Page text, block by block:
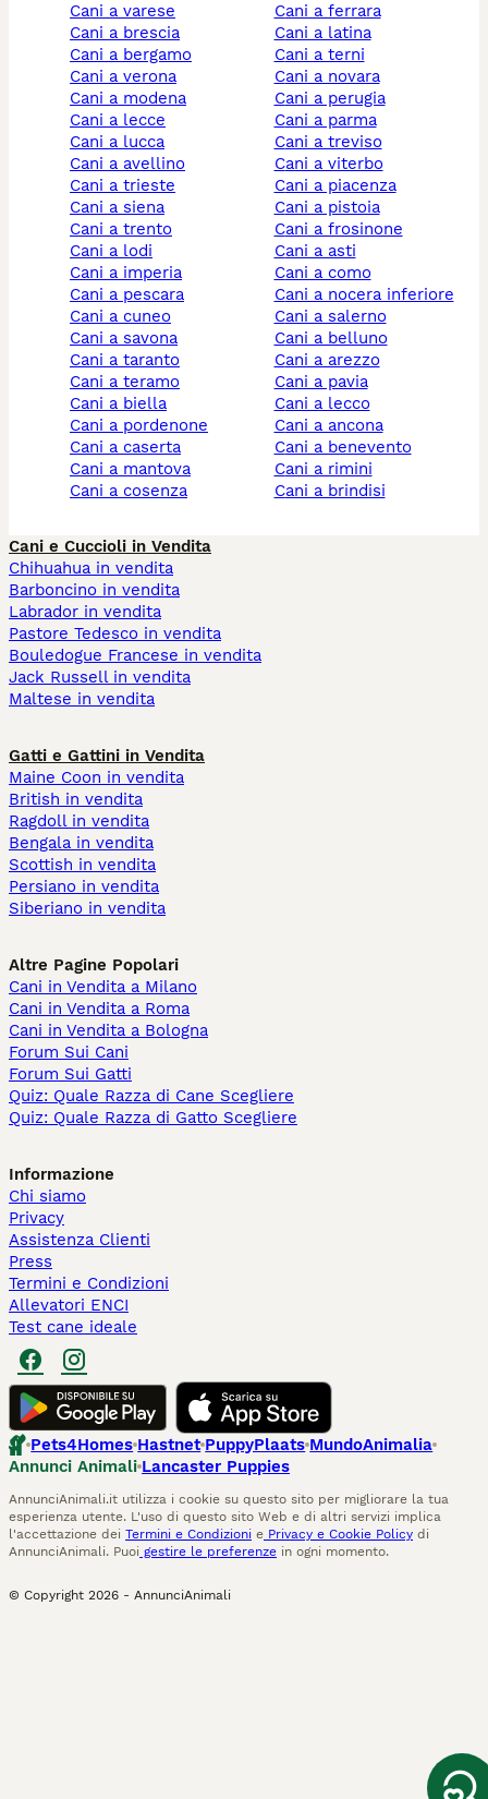
cani a varese
cani a brescia
cani a bergamo
cani a verona
cani a modena
cani a lecce
cani a lucca
cani a avellino
cani a trieste
cani a siena
cani a trento
cani a lodi
cani a imperia
cani a pescara
cani a cuneo
cani a savona
cani a taranto
cani a teramo
cani a biella
cani a pordenone
cani a caserta
cani a mantova
cani a cosenza
cani a ferrara
cani a latina
cani a terni
cani a novara
cani a perugia
cani a parma
cani a treviso
cani a viterbo
cani a piacenza
cani a pistoia
cani a frosinone
cani a asti
cani a como
cani a nocera inferiore
cani a salerno
cani a belluno
cani a arezzo
cani a pavia
cani a lecco
cani a ancona
cani a benevento
cani a rimini
cani a brindisi
Cani e Cuccioli in Vendita
Chihuahua in vendita
Barboncino in vendita
Labrador in vendita
Pastore Tedesco in vendita
Bouledogue Francese in vendita
Jack Russell in vendita
Maltese in vendita
Gatti e Gattini in Vendita
Maine Coon in vendita
British in vendita
Ragdoll in vendita
Bengala in vendita
Scottish in vendita
Persiano in vendita
Siberiano in vendita
Altre Pagine Popolari
Cani in Vendita a Milano
Cani in Vendita a Roma
Cani in Vendita a Bologna
Forum Sui Cani
Forum Sui Gatti
Quiz: Quale Razza di Cane Scegliere
Quiz: Quale Razza di Gatto Scegliere
Informazione
Chi siamo
Privacy
Assistenza Clienti
Press
Termini e Condizioni
Allevatori ENCI
Test cane ideale
Pets4Homes Hastnet PuppyPlaats MundoAnimalia
Annunci Animali Lancaster Puppies
AnnunciAnimali.it utilizza i cookie su questo sito per migliorare la tua
esperienza utente. L'uso di questo sito Web e di altri servizi implica
l'accettazione dei Termini e Condizioni e Privacy e Cookie Policy di
AnnunciAnimali. Puoi gestire le preferenze in ogni momento.
© Copyright 2026 - AnnunciAnimali